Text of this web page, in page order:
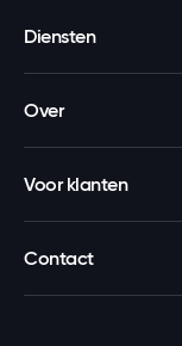
Diensten
Over
Voor klanten
Contact